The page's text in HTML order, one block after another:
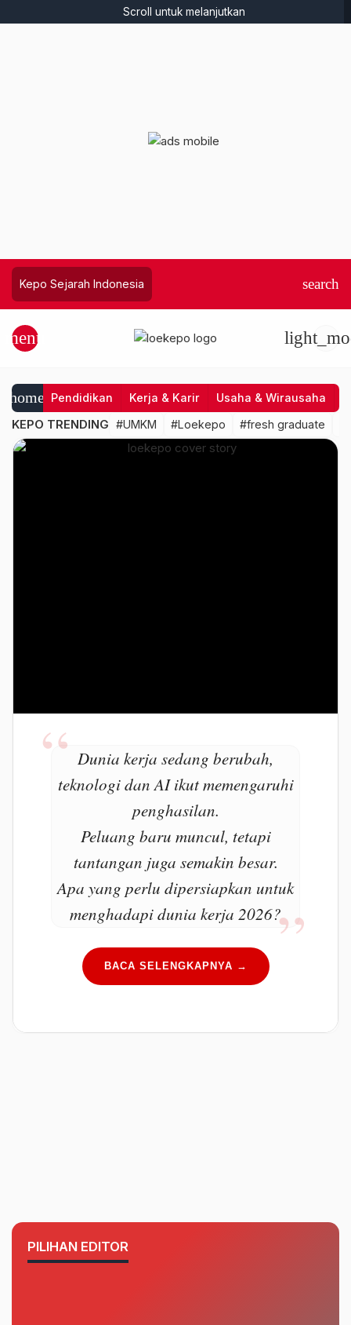
Scroll untuk melanjutkan
Kepo Sejarah Indonesia search
menu
home Pendidikan Kerja & Karir Usaha & Wirausaha
KEPO TRENDING #UMKM #Loekepo #fresh graduate
Dunia kerja sedang berubah,
teknologi dan AI ikut memengaruhi
penghasilan.
Peluang baru muncul, tetapi
tantangan juga semakin besar.
Apa yang perlu dipersiapkan untuk
menghadapi dunia kerja 2026?
BACA SELENGKAPNYA →
loekepo
|
Karena
PILIHAN EDITOR